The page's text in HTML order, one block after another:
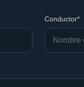
Conductor*